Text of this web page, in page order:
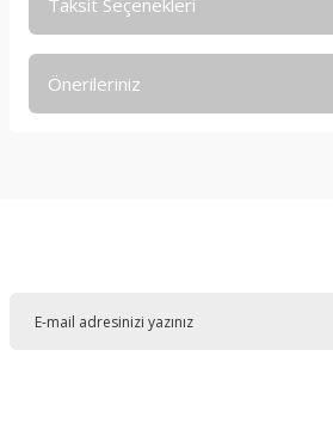
Taksit Seçenekleri
Önerileriniz